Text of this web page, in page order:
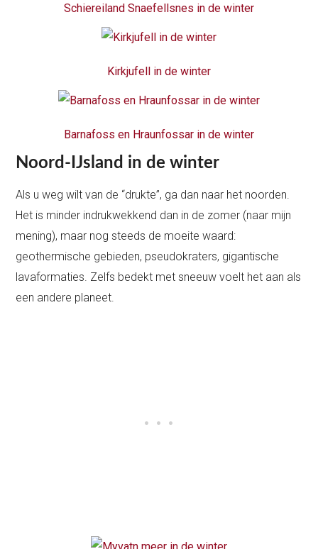
Schiereiland Snaefellsnes in de winter
Kirkjufell in de winter
Barnafoss en Hraunfossar in de winter
Noord-IJsland in de winter
Als u weg wilt van de “drukte”, ga dan naar het noorden.
Het is minder indrukwekkend dan in de zomer (naar mijn
mening), maar nog steeds de moeite waard:
geothermische gebieden, pseudokraters, gigantische
lavaformaties. Zelfs bedekt met sneeuw voelt het aan als
een andere planeet.